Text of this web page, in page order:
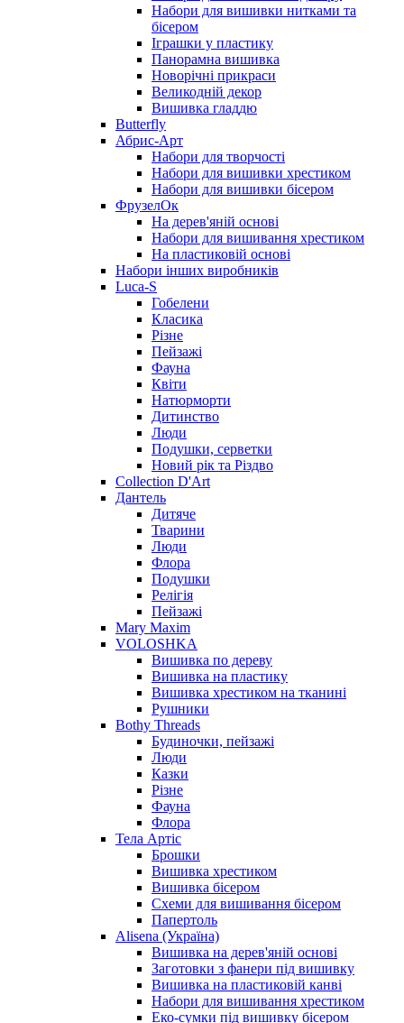
Набори для вишивки нитками та
бісером
Іграшки у пластику
Панорамна вишивка
Новорічні прикраси
Великодній декор
Вишивка гладдю
Butterfly
Абрис-Арт
Набори для творчості
Набори для вишивки хрестиком
Набори для вишивки бісером
ФрузелОк
На дерев'яній основі
Набори для вишивання хрестиком
На пластиковій основі
Набори інших виробників
Luca-S
Гобелени
Класика
Різне
Пейзажі
Фауна
Квіти
Натюрморти
Дитинство
Люди
Подушки, серветки
Новий рік та Різдво
Collection D'Art
Дантель
Дитяче
Тварини
Люди
Флора
Подушки
Релігія
Пейзажі
Mary Maxim
VOLOSHKA
Вишивка по дереву
Вишивка на пластику
Вишивка хрестиком на тканині
Рушники
Bothy Threads
Будиночки, пейзажі
Люди
Казки
Різне
Фауна
Флора
Тела Артіс
Брошки
Вишивка хрестиком
Вишивка бісером
Схеми для вишивання бісером
Папертоль
Alisena (Україна)
Вишивка на дерев'яній основі
Заготовки з фанери під вишивку
Вишивка на пластиковій канві
Набори для вишивання хрестиком
Еко-сумки під вишивку бісером